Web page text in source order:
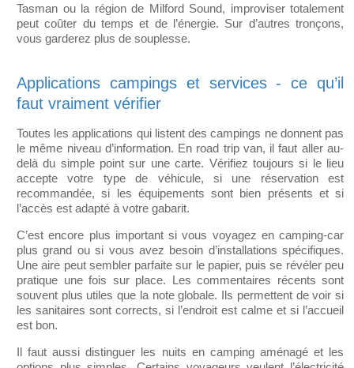
Tasman ou la région de Milford Sound, improviser totalement
peut coûter du temps et de l’énergie. Sur d’autres tronçons,
vous garderez plus de souplesse.
Applications campings et services - ce qu’il
faut vraiment vérifier
Toutes les applications qui listent des campings ne donnent pas
le même niveau d’information. En road trip van, il faut aller au-
delà du simple point sur une carte. Vérifiez toujours si le lieu
accepte votre type de véhicule, si une réservation est
recommandée, si les équipements sont bien présents et si
l’accès est adapté à votre gabarit.
C’est encore plus important si vous voyagez en camping-car
plus grand ou si vous avez besoin d’installations spécifiques.
Une aire peut sembler parfaite sur le papier, puis se révéler peu
pratique une fois sur place. Les commentaires récents sont
souvent plus utiles que la note globale. Ils permettent de voir si
les sanitaires sont corrects, si l’endroit est calme et si l’accueil
est bon.
Il faut aussi distinguer les nuits en camping aménagé et les